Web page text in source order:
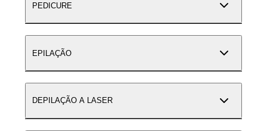
PEDICURE
EPILAÇÃO
DEPILAÇÃO A LASER